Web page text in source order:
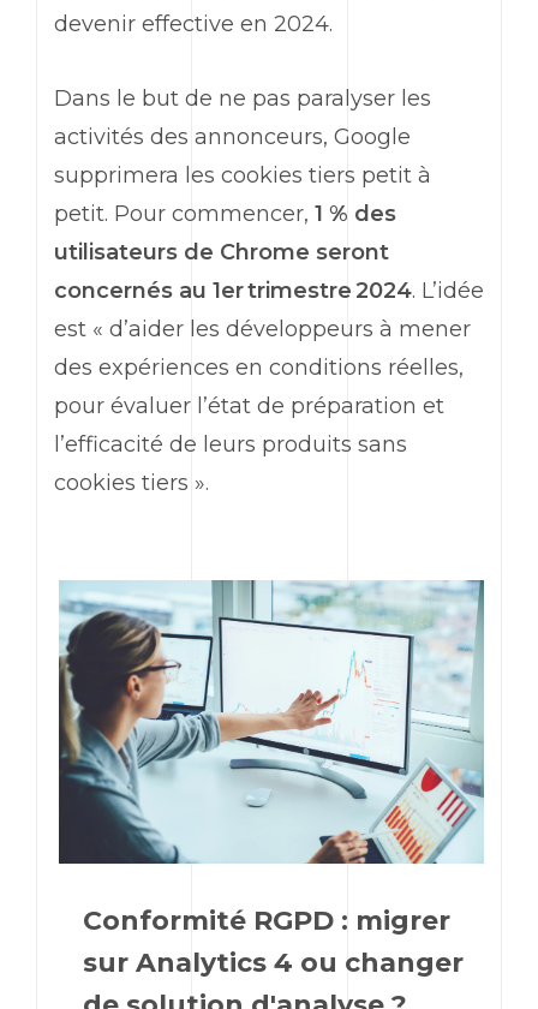
devenir effective en 2024.
Dans le but de ne pas paralyser les
activités des annonceurs, Google
supprimera les cookies tiers petit à
petit. Pour commencer, 1 % des
utilisateurs de Chrome seront
concernés au 1er trimestre 2024. L’idée
est « d’aider les développeurs à mener
des expériences en conditions réelles,
pour évaluer l’état de préparation et
l’efficacité de leurs produits sans
cookies tiers ».
Conformité RGPD : migrer
sur Analytics 4 ou changer